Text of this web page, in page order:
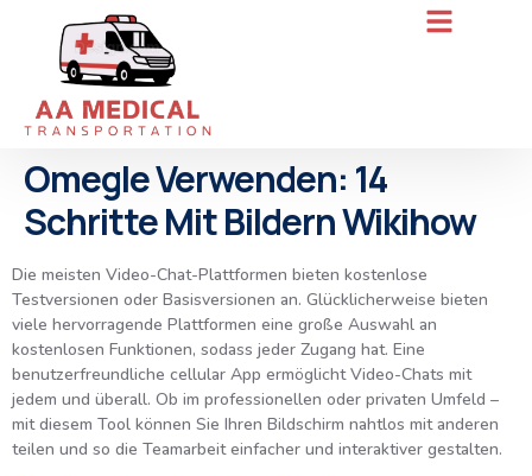
Omegle Verwenden: 14
Schritte Mit Bildern Wikihow
Die meisten Video-Chat-Plattformen bieten kostenlose
Testversionen oder Basisversionen an. Glücklicherweise bieten
viele hervorragende Plattformen eine große Auswahl an
kostenlosen Funktionen, sodass jeder Zugang hat. Eine
benutzerfreundliche cellular App ermöglicht Video-Chats mit
jedem und überall. Ob im professionellen oder privaten Umfeld –
mit diesem Tool können Sie Ihren Bildschirm nahtlos mit anderen
teilen und so die Teamarbeit einfacher und interaktiver gestalten.